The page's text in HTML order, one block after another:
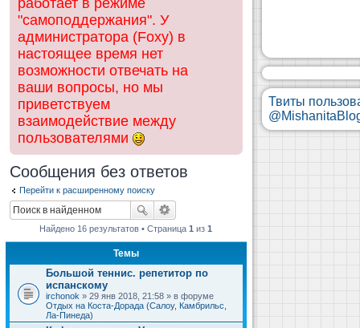
работает в режиме
"самоподдержания". У
администратора (Foxy) в
настоящее время нет
возможности отвечать на
ваши вопросы, но мы
приветствуем
взаимодействие между
пользователями
Сообщения без ответов
Перейти к расширенному поиску
Найдено 16 результатов • Страница1 из1
Темы
Большой теннис. репетитор по
испанскому
irchonok » 29 янв 2018, 21:58 » в форуме
Отдых на Коста-Дорада (Салоу, Камбрильс,
Ла-Пинеда)
Твиты